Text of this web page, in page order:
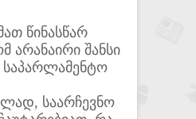
წინასწარ
არანაირი შანსი
საარჩევნო